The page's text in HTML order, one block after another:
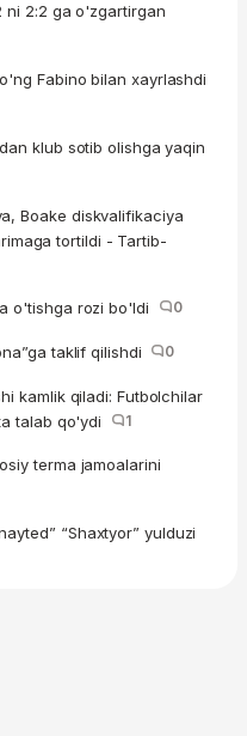
ni 2:2 ga o'zgartirgan
Fabino bilan xayrlashdi
klub sotib olishga yaqin
Boake diskvalifikaciya
tortildi - Tartib-
o'tishga rozi bo'ldi 0
taklif qilishdi 0
kamlik qiladi: Futbolchilar
talab qo'ydi
1
terma jamoalarini
“Shaxtyor” yulduzi